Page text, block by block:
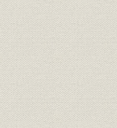
沿革;施設
沿革;施設